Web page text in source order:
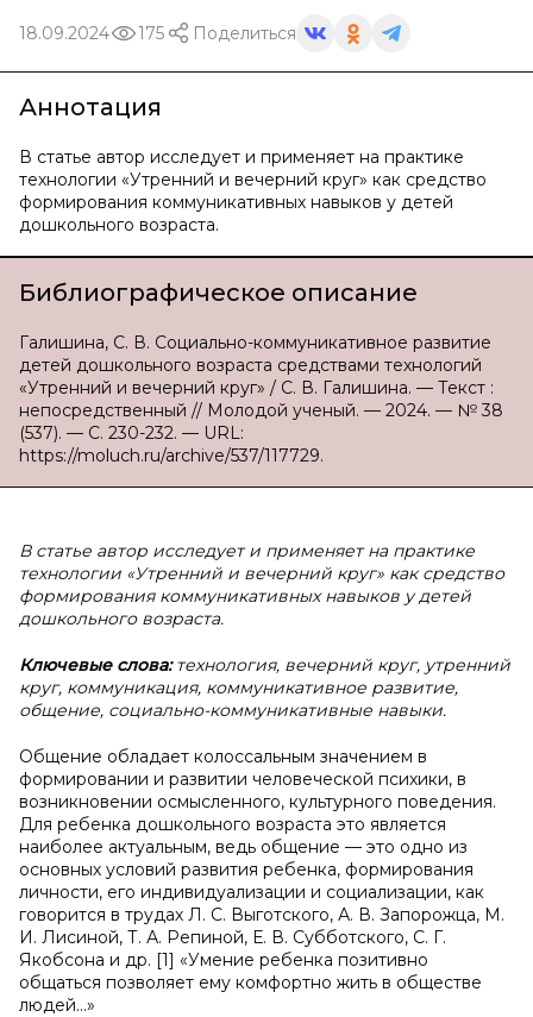
18.09.2024 175 Поделиться
Аннотация
В статье автор исследует и применяет на практике
технологии «Утренний и вечерний круг» как средство
формирования коммуникативных навыков у детей
дошкольного возраста.
Библиографическое описание
Галишина, С. В. Социально-коммуникативное развитие
детей дошкольного возраста средствами технологий
«Утренний и вечерний круг» / С. В. Галишина. — Текст :
непосредственный // Молодой ученый. — 2024. — № 38
(537). — С. 230-232. — URL:
https://moluch.ru/archive/537/117729.
В статье автор исследует и применяет на практике
технологии «Утренний и вечерний круг» как средство
формирования коммуникативных навыков у детей
дошкольного возраста.
Ключевые слова:технология, вечерний круг, утренний
круг, коммуникация, коммуникативное развитие,
общение, социально-коммуникативные навыки.
Общение обладает колоссальным значением в
формировании и развитии человеческой психики, в
возникновении осмысленного, культурного поведения.
Для ребенка дошкольного возраста это является
наиболее актуальным, ведь общение — это одно из
основных условий развития ребенка, формирования
личности, его индивидуализации и социализации, как
говорится в трудах Л. С. Выготского, А. В. Запорожца, М.
И. Лисиной, Т. А. Репиной, Е. В. Субботского, С. Г.
Якобсона и др. [1] «Умение ребенка позитивно
общаться позволяет ему комфортно жить в обществе
людей…»